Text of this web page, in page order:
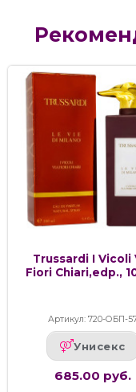
Trussardi I Vicoli
Fiori Chiari,edp.,
Артикул: 720-ОБП-
Унисекс
685.00 руб.